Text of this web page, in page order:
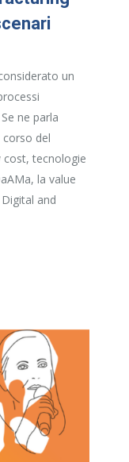
un
ne parla
del
cost, tecnologie
la value
and